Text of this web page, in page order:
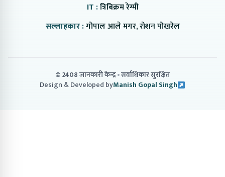
IT :त्रिबिक्रम रेग्मी
सल्लाहकार :गोपाल आले मगर, रोशन पोखरेल
© 2408 जानकारी केन्द्र सर्वाधिकार सुरक्षित
Design & Developed byManish Gopal Singh